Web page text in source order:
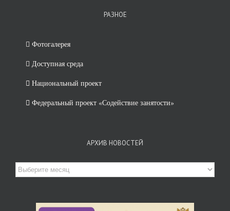
РАЗНОЕ
Фотогалерея
Доступная среда
Национальный проект
Федеральный проект «Содействие занятости»
АРХИВ НОВОСТЕЙ
Архив
новостей